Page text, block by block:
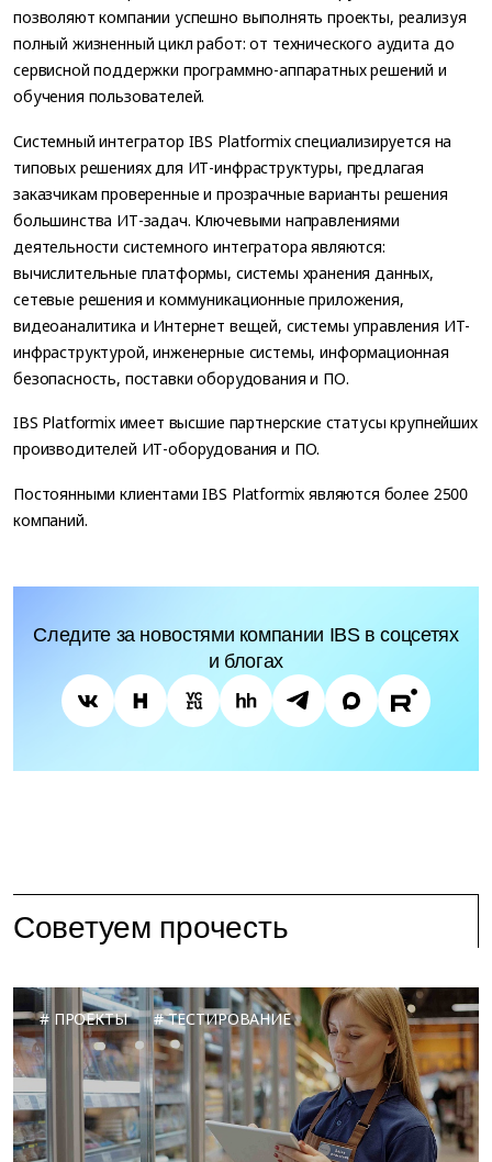
позволяют компании успешно выполнять проекты, реализуя
полный жизненный цикл работ: от технического аудита до
сервисной поддержки программно-аппаратных решений и
обучения пользователей.
Системный интегратор IBS Platformix специализируется на
типовых решениях для ИТ-инфраструктуры, предлагая
заказчикам проверенные и прозрачные варианты решения
большинства ИТ-задач. Ключевыми направлениями
деятельности системного интегратора являются:
вычислительные платформы, системы хранения данных,
сетевые решения и коммуникационные приложения,
видеоаналитика и Интернет вещей, системы управления ИТ-
инфраструктурой, инженерные системы, информационная
безопасность, поставки оборудования и ПО.
IBS Platformix имеет высшие партнерские статусы крупнейших
производителей ИТ-оборудования и ПО.
Постоянными клиентами IBS Platformix являются более 2500
компаний.
Следите за новостями компании IBS в соцсетях
и блогах
Советуем прочесть
ПРОЕКТЫ ТЕСТИРОВАНИЕ